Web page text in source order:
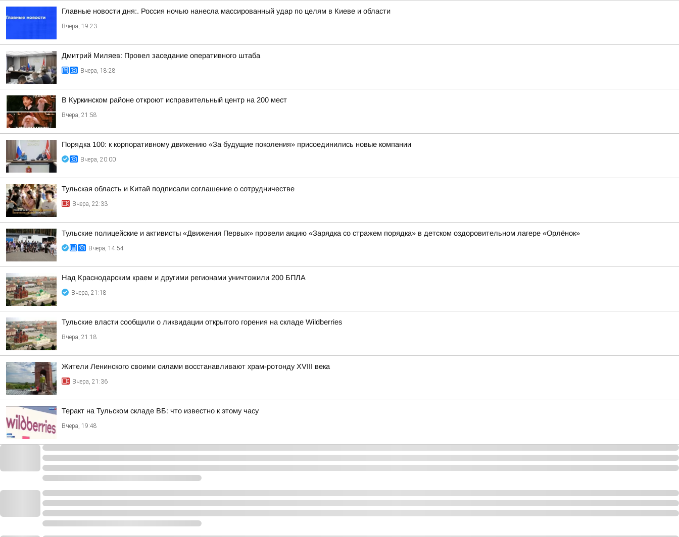
Главные новости дня:. Россия ночью нанесла массированный удар по целям в Киеве и области
Вчера, 19:23
Дмитрий Миляев: Провел заседание оперативного штаба
Вчера, 18:28
В Куркинском районе откроют исправительный центр на 200 мест
Вчера, 21:58
Порядка 100: к корпоративному движению «За будущие поколения» присоединились новые компании
Вчера, 20:00
Тульская область и Китай подписали соглашение о сотрудничестве
Вчера, 22:33
Тульские полицейские и активисты «Движения Первых» провели акцию «Зарядка со стражем порядка» в детском оздоровительном лагере «Орлёнок»
Вчера, 14:54
Над Краснодарским краем и другими регионами уничтожили 200 БПЛА
Вчера, 21:18
Тульские власти сообщили о ликвидации открытого горения на складе Wildberries
Вчера, 21:18
Жители Ленинского своими силами восстанавливают храм-ротонду XVIII века
Вчера, 21:36
Теракт на Тульском складе ВБ: что известно к этому часу
Вчера, 19:48